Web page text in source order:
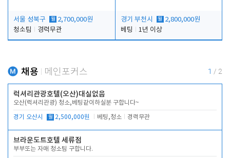
서울 성북구 월 2,700,000원
청소팀
경력무관
경기 부천시 월 2,800,000원
베팅
1년 이상
채용 메인포커스 1 / 2
럭셔리관광호텔(오산)대실없음
오산(럭셔리관광) 청소,베팅같이하실분 구합니다~
경기 오산시 월 2,500,000원 베팅,청소 경력무관
브라운도트호텔 세류점
부부또는 자매 청소팀 구합니다.